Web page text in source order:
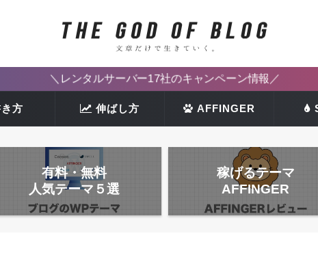
＼レンタルサーバー17社のキャンペーン情報／
方 伸ばし方 AFFINGER
有料・無料
人気テーマ５選
稼げるテーマ
AFFINGER